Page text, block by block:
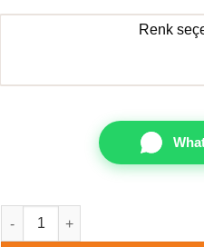
Renk
Maxwall 30-009 Duvar Kağıdı adet